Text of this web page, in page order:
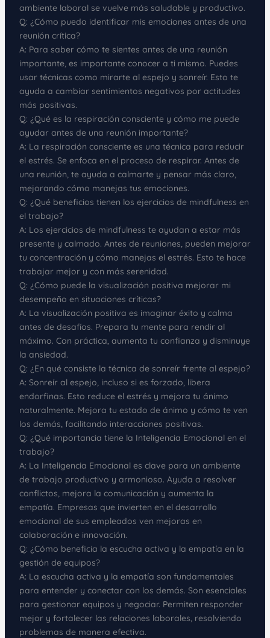
ambiente laboral se vuelve más saludable y productivo.
Q: ¿Cómo puedo identificar mis emociones antes de una
reunión crítica?
A: Para saber cómo te sientes antes de una reunión
importante, es importante conocer a ti mismo. Puedes
usar técnicas como mirarte al espejo y sonreír. Esto te
ayuda a cambiar sentimientos negativos por actitudes
más positivas.
Q: ¿Qué es la respiración consciente y cómo me puede
ayudar antes de una reunión importante?
A: La respiración consciente es una técnica para reducir
el estrés. Se enfoca en el proceso de respirar. Antes de
una reunión, te ayuda a calmarte y pensar más claro,
mejorando cómo manejas tus emociones.
Q: ¿Qué beneficios tienen los ejercicios de mindfulness en
el trabajo?
A: Los ejercicios de mindfulness te ayudan a estar más
presente y calmado. Antes de reuniones, pueden mejorar
tu concentración y cómo manejas el estrés. Esto te hace
trabajar mejor y con más serenidad.
Q: ¿Cómo puede la visualización positiva mejorar mi
desempeño en situaciones críticas?
A: La visualización positiva es imaginar éxito y calma
antes de desafíos. Prepara tu mente para rendir al
máximo. Con práctica, aumenta tu confianza y disminuye
la ansiedad.
Q: ¿En qué consiste la técnica de sonreír frente al espejo?
A: Sonreír al espejo, incluso si es forzado, libera
endorfinas. Esto reduce el estrés y mejora tu ánimo
naturalmente. Mejora tu estado de ánimo y cómo te ven
los demás, facilitando interacciones positivas.
Q: ¿Qué importancia tiene la Inteligencia Emocional en el
trabajo?
A: La Inteligencia Emocional es clave para un ambiente
de trabajo productivo y armonioso. Ayuda a resolver
conflictos, mejora la comunicación y aumenta la
empatía. Empresas que invierten en el desarrollo
emocional de sus empleados ven mejoras en
colaboración e innovación.
Q: ¿Cómo beneficia la escucha activa y la empatía en la
gestión de equipos?
A: La escucha activa y la empatía son fundamentales
para entender y conectar con los demás. Son esenciales
para gestionar equipos y negociar. Permiten responder
mejor y fortalecer las relaciones laborales, resolviendo
problemas de manera efectiva.